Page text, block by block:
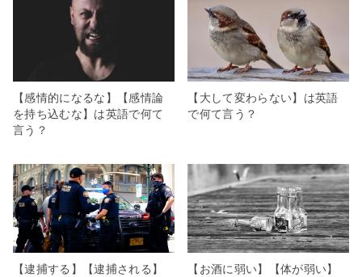
【感情的になるな】【感情論
を持ち込むな】は英語で何て
言う？
【大して変わらない】は英語
で何て言う？
【逮捕する】【逮捕される】
【お酒に弱い】【体が弱い】